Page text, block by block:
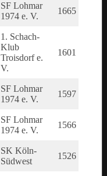
SF Lohmar
1974 e. V.
1665
1. Schach-
Klub
Troisdorf e.
V.
1601
SF Lohmar
1974 e. V.
1597
SF Lohmar
1974 e. V.
1566
SK Köln-
Südwest
1526